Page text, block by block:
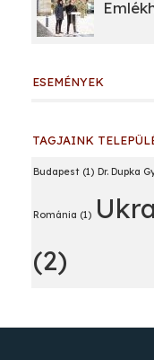
ESEMÉNYEK
TAGJAINK
Budapest (1) Dr. Dupka
Románia (1)
(2)